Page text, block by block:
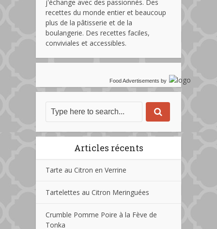
j'échange avec des passionnés. Des
recettes du monde entier et beaucoup
plus de la pâtisserie et de la
boulangerie. Des recettes faciles,
conviviales et accessibles.
Food Advertisements by
Articles récents
Tarte au Citron en Verrine
Tartelettes au Citron Meringuées
Crumble Pomme Poire à la Fève de
Tonka